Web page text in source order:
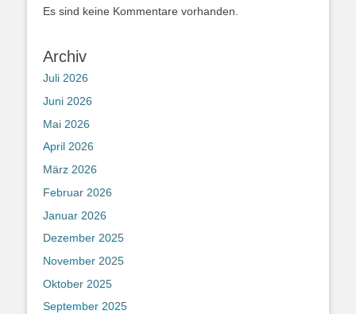
Es sind keine Kommentare vorhanden.
Archiv
Juli 2026
Juni 2026
Mai 2026
April 2026
März 2026
Februar 2026
Januar 2026
Dezember 2025
November 2025
Oktober 2025
September 2025